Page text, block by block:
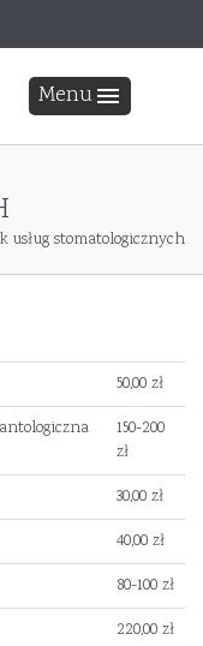
Menu
usług stomatologicznych
50,00 zł
150-200
zł
30,00 zł
40,00 zł
80-100 zł
220,00 zł